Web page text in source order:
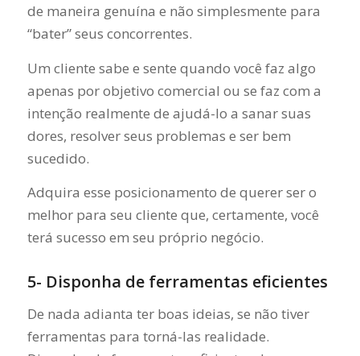
de maneira genuína e não simplesmente para
“bater” seus concorrentes.
Um cliente sabe e sente quando você faz algo
apenas por objetivo comercial ou se faz com a
intenção realmente de ajudá-lo a sanar suas
dores, resolver seus problemas e ser bem
sucedido.
Adquira esse posicionamento de querer ser o
melhor para seu cliente que, certamente, você
terá sucesso em seu próprio negócio.
5- Disponha de ferramentas eficientes
De nada adianta ter boas ideias, se não tiver
ferramentas para torná-las realidade.